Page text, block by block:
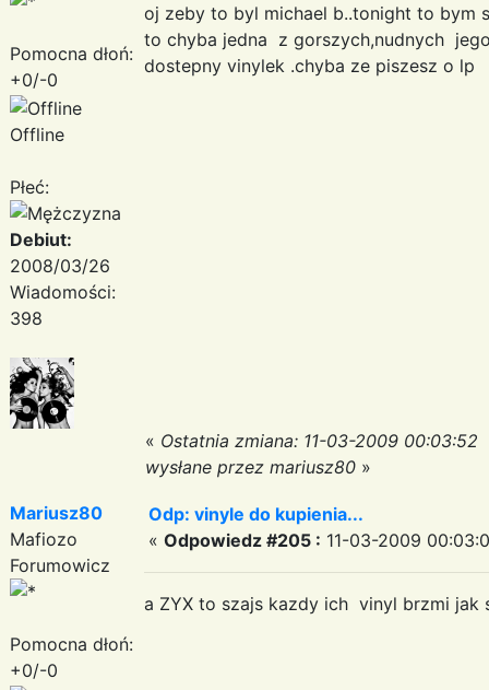
Pomocna dłoń:
+0/-0
Offline
Płeć:
Debiut:
2008/03/26
Wiadomości:
398
oj zeby to byl michael b..tonight to bym
to chyba jedna z gorszych,nudnych
dostepny vinylek .chyba ze piszesz o lp
« Ostatnia zmiana: 11-03-2009 00:03:52
wysłane przez mariusz80 »
Mariusz80
Mafiozo
Forumowicz
Pomocna dłoń:
+0/-0
Odp: vinyle do kupienia...
« Odpowiedz #205 : 11-03-2009
a ZYX to szajs kazdy ich vinyl brzmi jak